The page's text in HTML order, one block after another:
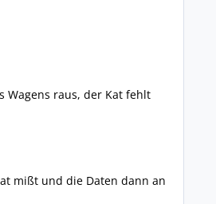
Wagens raus, der Kat fehlt
mißt und die Daten dann an